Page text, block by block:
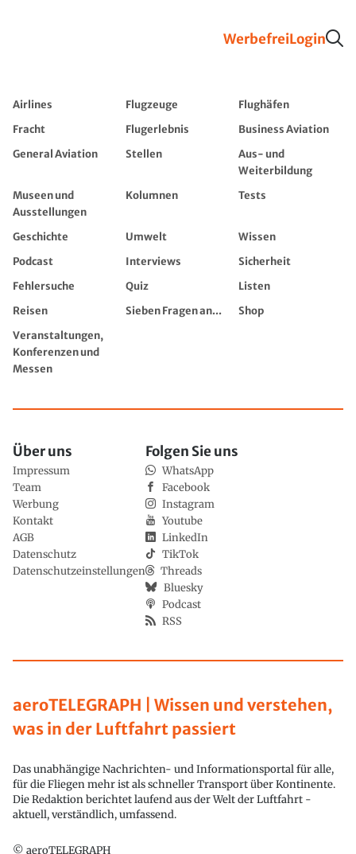
WerbefreiLogin
Airlines Flugzeuge
Flughäfen
Fracht
Flugerlebnis
Business Aviation
General Aviation
Stellen
Aus- und
Weiterbildung
Museen und
Ausstellungen
Kolumnen Tests
Geschichte Umwelt
Wissen
Podcast
Interviews
Sicherheit
Fehlersuche
Quiz
Listen
Reisen
Sieben Fragen an...
Shop
Veranstaltungen,
Konferenzen und
Messen
aeroTELEGRAPH | Wissen und verstehen,
was in der Luftfahrt passiert
Das unabhängige Nachrichten- und Informationsportal für alle,
für die Fliegen mehr ist als schneller Transport über Kontinente.
Die Redaktion berichtet laufend aus der Welt der Luftfahrt -
aktuell, verständlich, umfassend.
© aeroTELEGRAPH
Über uns
Impressum
Team
Werbung
Kontakt
AGB
Datenschutz
Datenschutzeinstellungen
Folgen Sie uns
WhatsApp
Facebook
Instagram
Youtube
LinkedIn
TikTok
Threads
Bluesky
Podcast
RSS